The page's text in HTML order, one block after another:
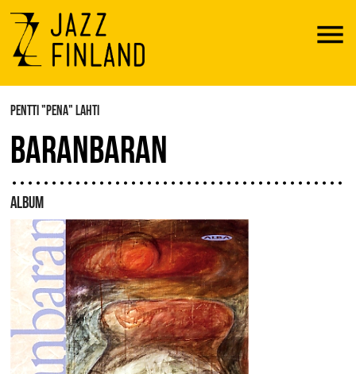
Menu
PENTTI "PENA" LAHTI
BARANBARAN
ALBUM